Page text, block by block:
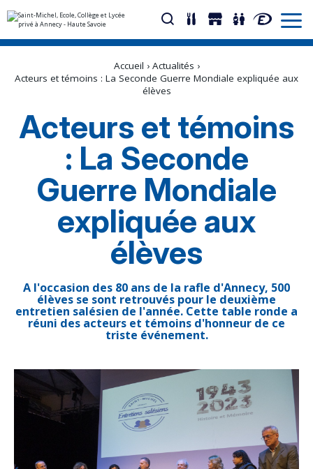
Aller
navigation
Outils
Accueil › Actualités ›
Acteurs et témoins : La Seconde Guerre Mondiale expliquée aux
élèves
Acteurs et témoins
: La Seconde
Guerre Mondiale
expliquée aux
élèves
A l'occasion des 80 ans de la rafle d'Annecy, 500
élèves se sont retrouvés pour le deuxième
entretien salésien de l'année. Cette table ronde a
réuni des acteurs et témoins d'honneur de ce
triste événement.